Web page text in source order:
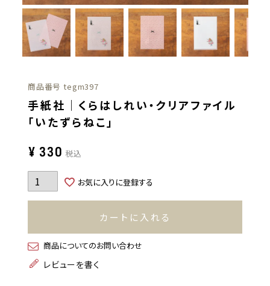
商品番号 tegm397
手紙社｜くらはしれい・クリアファイル
「いたずらねこ」
¥ 330 税込
お気に入りに登録する
カートに入れる
商品についてのお問い合わせ
レビューを書く